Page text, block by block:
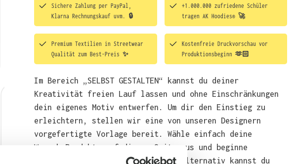
Sichere Zahlung per PayPal,
Klarna Rechnungskauf uvm. 🔒
+1.000.000 zufriedene Schüler
tragen AK Hoodies® 🚀
Premium Textilien in Streetwear
Qualität zum Best-Preis ✨
Kostenfreie Druckvorschau vor
Produktionsbeginn 🫶🏻
Im Bereich „SELBST GESTALTEN“ kannst du deiner
Kreativität freien Lauf lassen und ohne Einschränkungen
dein eigenes Motiv entwerfen. Um dir den Einstieg zu
erleichtern, stellen wir eine von unseren Designern
vorgefertigte Vorlage bereit. Wähle einfach deine
Wunsch-Produkte auf dieser Seite aus und beginne
anschließend mit der Gestaltung. Alternativ kannst du